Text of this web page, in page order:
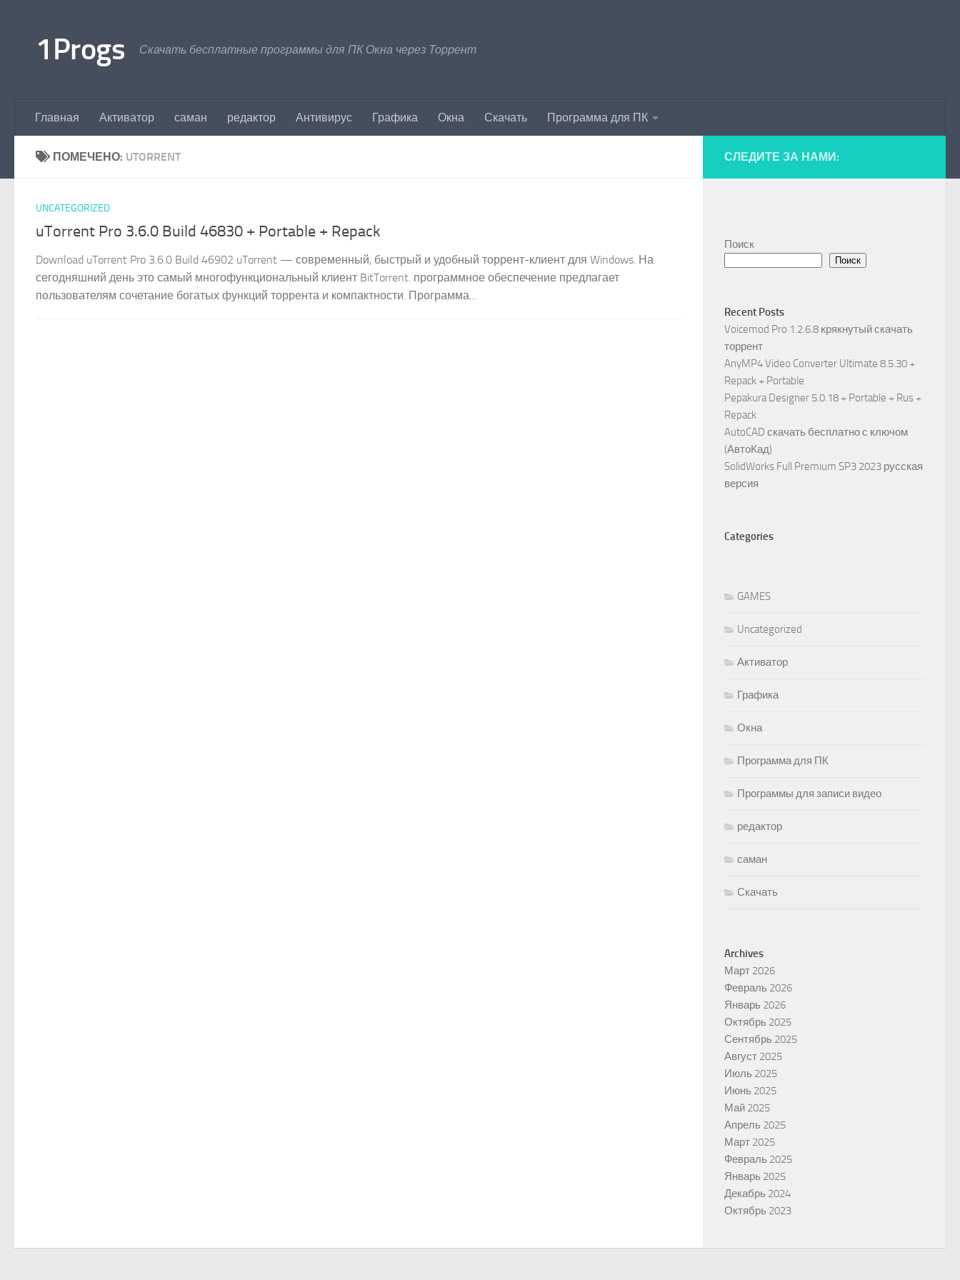
1Progs Скачать бесплатные программы для ПК Окна через Торрент
Главная Активатор саман редактор Антивирус Графика Окна Скачать Программа для ПК
ПОМЕЧЕНО: UTORRENT
UNCATEGORIZED
uTorrent Pro 3.6.0 Build 46830 + Portable + Repack
Download uTorrent Pro 3.6.0 Build 46902 uTorrent — современный, быстрый и удобный торрент-клиент для Windows. На
сегодняшний день это самый многофункциональный клиент BitTorrent. программное обеспечение предлагает
пользователям сочетание богатых функций торрента и компактности. Программа...
СЛЕДИТЕ ЗА НАМИ:
Поиск
Поиск
Recent Posts
Voicemod Pro 1.2.6.8 крякнутый скачать
торрент
AnyMP4 Video Converter Ultimate 8.5.30 +
Repack + Portable
Pepakura Designer 5.0.18 + Portable + Rus +
Repack
AutoCAD скачать бесплатно с ключом
(АвтоКад)
SolidWorks Full Premium SP3 2023 русская
версия
Categories
GAMES
Uncategorized
Активатор
Графика
Окна
Программа для ПК
Программы для записи видео
редактор
саман
Скачать
Archives
Март 2026
Февраль 2026
Январь 2026
Октябрь 2025
Сентябрь 2025
Август 2025
Июль 2025
Июнь 2025
Май 2025
Апрель 2025
Март 2025
Февраль 2025
Январь 2025
Декабрь 2024
Октябрь 2023